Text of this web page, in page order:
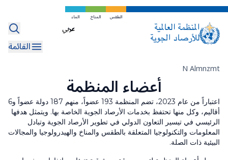
تخطي
المحتوى
الرئيسي
الطقس المناخ الماء
Select
your
القائمة
التمويل والمساءلة
Regional Coordination Office
WMO Awards and Prizes
مسار
N Almnzmt
أعضاء المنظمة
اعتباراً من عام 2023، تضم المنظمة 193 عضواً، منهم 187 دولة عضواً و6
أقاليم، وكل منها تحتفظ بخدمات الأرصاد الجوية الخاصة بها. ويتمثل هدفها
الرئيسي في تيسير التعاون الدولي في تطوير الأرصاد الجوية وتبادل
المعلومات والتكنولوجيا المتعلقة بالطقس والمناخ والهيدرولوجيا والمجالات
البيئية ذات الصلة.